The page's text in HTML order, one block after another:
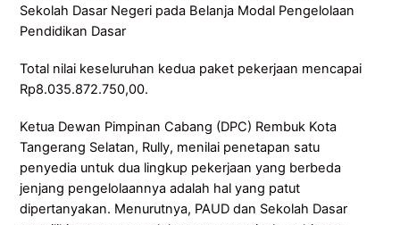
Sekolah Dasar Negeri pada Belanja Modal Pengelolaan
Pendidikan Dasar
Total nilai keseluruhan kedua paket pekerjaan mencapai
Rp8.035.872.750,00.
Ketua Dewan Pimpinan Cabang (DPC) Rembuk Kota
Tangerang Selatan, Rully, menilai penetapan satu
penyedia untuk dua lingkup pekerjaan yang berbeda
jenjang pengelolaannya adalah hal yang patut
dipertanyakan. Menurutnya, PAUD dan Sekolah Dasar